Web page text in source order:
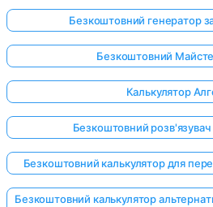
Безкоштовний генератор
Безкоштовний
Калькулятор
Безкоштовний
Безкоштовний калькулятор для
Безкоштовний калькулятор